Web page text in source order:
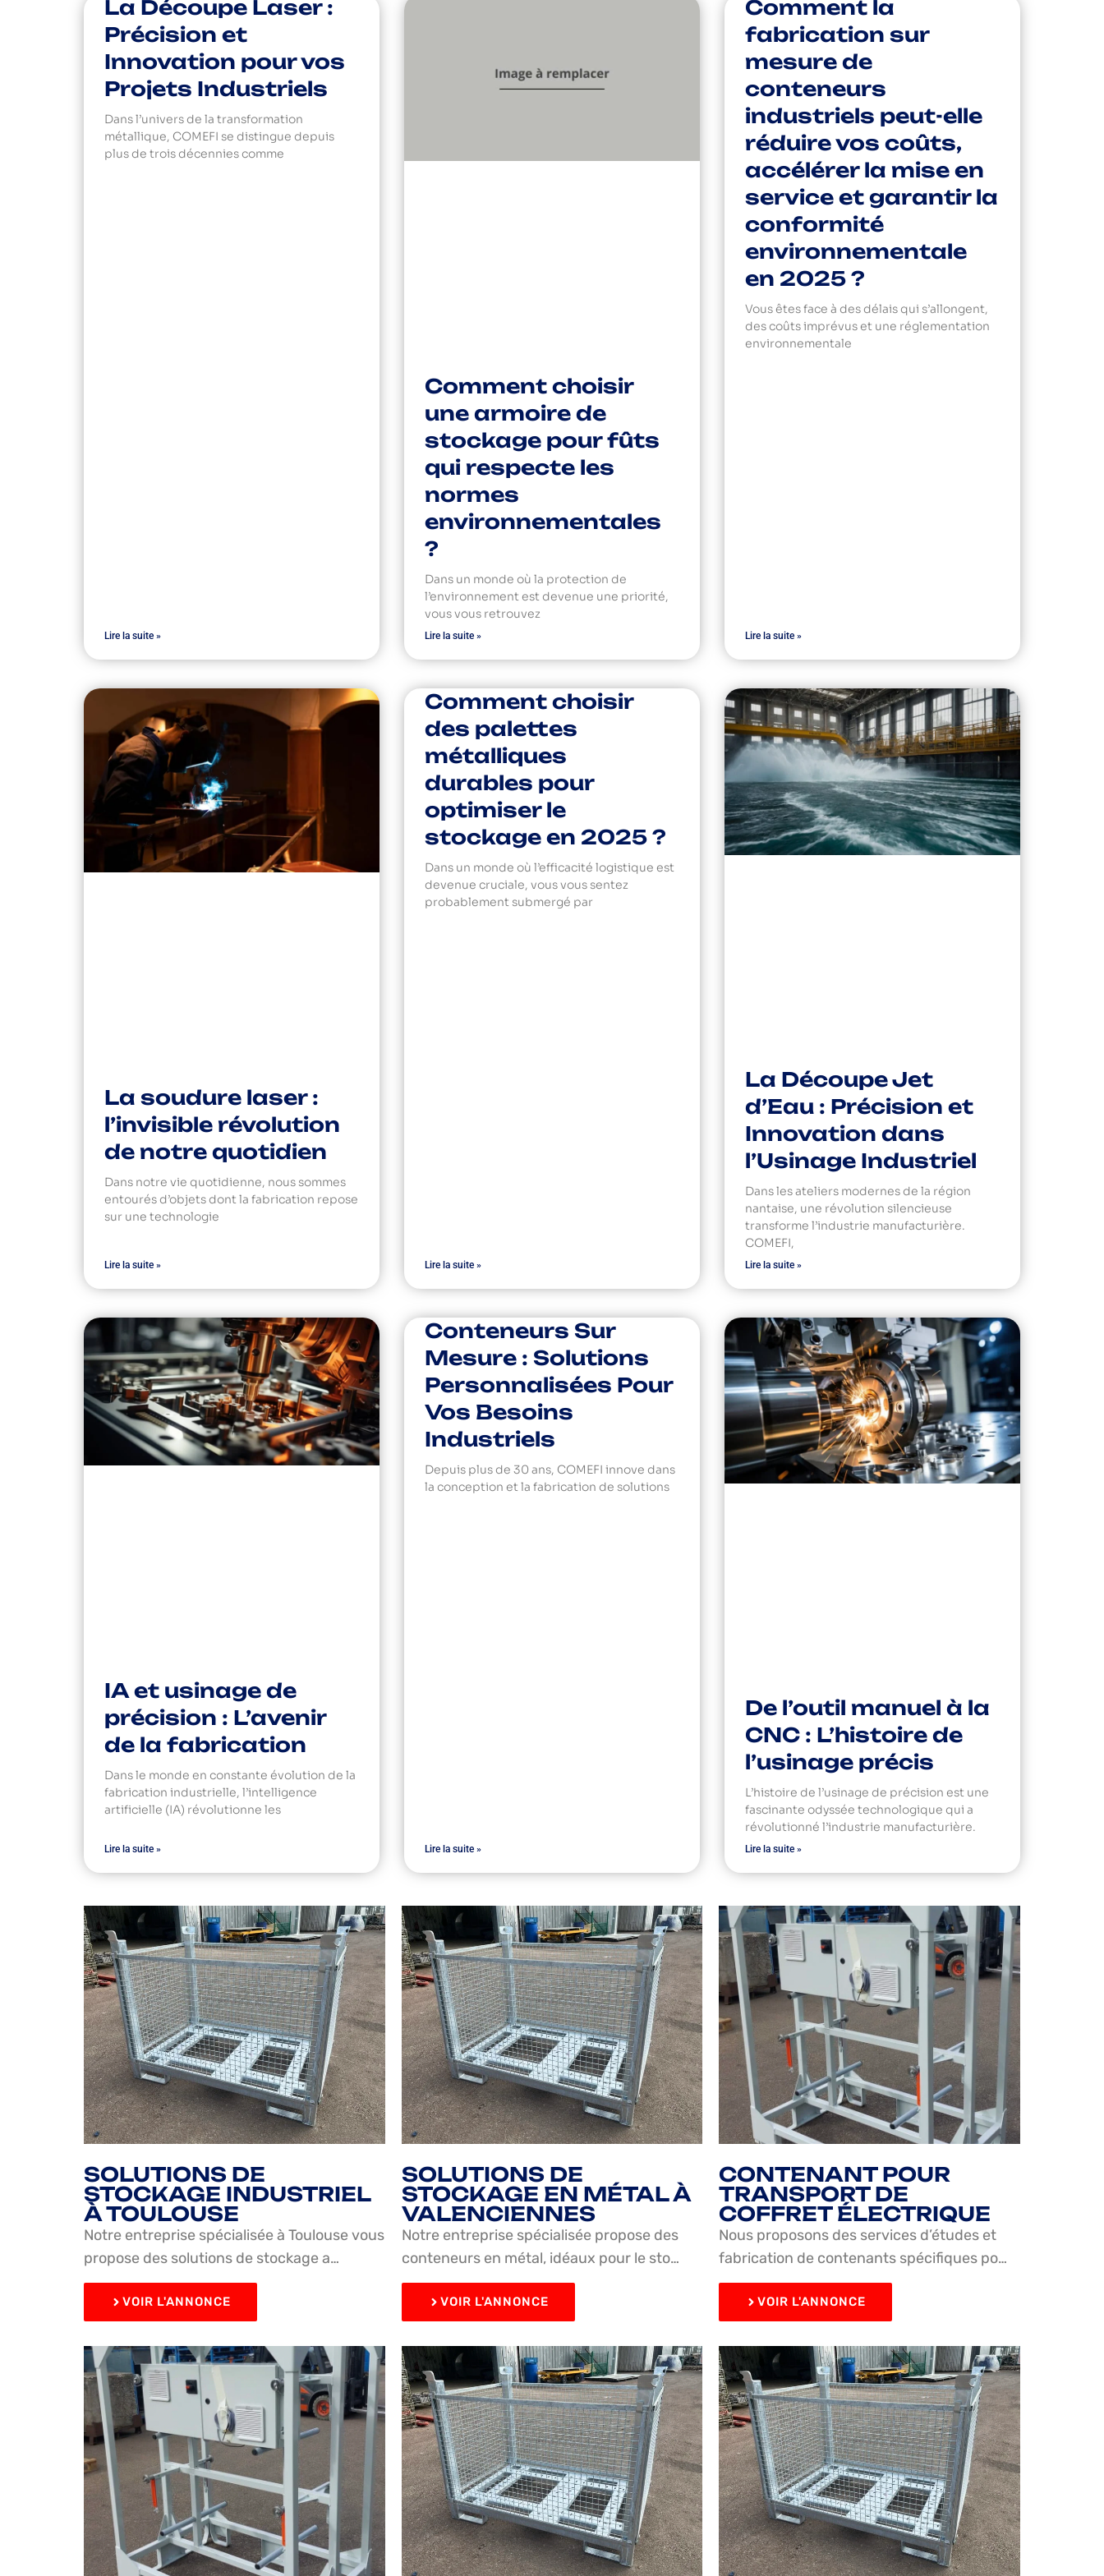
La Découpe Laser :
Précision et
Innovation pour vos
Projets Industriels
Dans l’univers de la transformation
métallique, COMEFI se distingue depuis
plus de trois décennies comme
Lire la suite »
Comment choisir
une armoire de
stockage pour fûts
qui respecte les
normes
environnementales
?
Dans un monde où la protection de
l’environnement est devenue une priorité,
vous vous retrouvez
Lire la suite »
Comment la
fabrication sur
mesure de
conteneurs
industriels peut-elle
réduire vos coûts,
accélérer la mise en
service et garantir la
conformité
environnementale
en 2025 ?
Vous êtes face à des délais qui s’allongent,
des coûts imprévus et une réglementation
environnementale
Lire la suite »
La soudure laser :
l’invisible révolution
de notre quotidien
Dans notre vie quotidienne, nous sommes
entourés d’objets dont la fabrication repose
sur une technologie
Lire la suite »
Comment choisir
des palettes
métalliques
durables pour
optimiser le
stockage en 2025 ?
Dans un monde où l’efficacité logistique est
devenue cruciale, vous vous sentez
probablement submergé par
Lire la suite »
La Découpe Jet
d’Eau : Précision et
Innovation dans
l’Usinage Industriel
Dans les ateliers modernes de la région
nantaise, une révolution silencieuse
transforme l’industrie manufacturière.
COMEFI,
Lire la suite »
IA et usinage de
précision : L’avenir
de la fabrication
Dans le monde en constante évolution de la
fabrication industrielle, l’intelligence
artificielle (IA) révolutionne les
Lire la suite »
Conteneurs Sur
Mesure : Solutions
Personnalisées Pour
Vos Besoins
Industriels
Depuis plus de 30 ans, COMEFI innove dans
la conception et la fabrication de solutions
Lire la suite »
De l’outil manuel à la
CNC : L’histoire de
l’usinage précis
L’histoire de l’usinage de précision est une
fascinante odyssée technologique qui a
révolutionné l’industrie manufacturière.
Lire la suite »
SOLUTIONS DE
STOCKAGE INDUSTRIEL
À TOULOUSE
Notre entreprise spécialisée à Toulouse vous
propose des solutions de stockage a…
VOIR L'ANNONCE
SOLUTIONS DE
STOCKAGE EN MÉTAL À
VALENCIENNES
Notre entreprise spécialisée propose des
conteneurs en métal, idéaux pour le sto…
VOIR L'ANNONCE
CONTENANT POUR
TRANSPORT DE
COFFRET ÉLECTRIQUE
Nous proposons des services d’études et
fabrication de contenants spécifiques po…
VOIR L'ANNONCE